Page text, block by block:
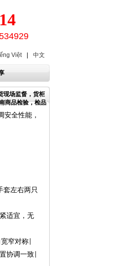
Việt 中文
现场监督，货柜
商品检验，检品
全性能，
套左右两只
适宜，无
窄对称
协调一致